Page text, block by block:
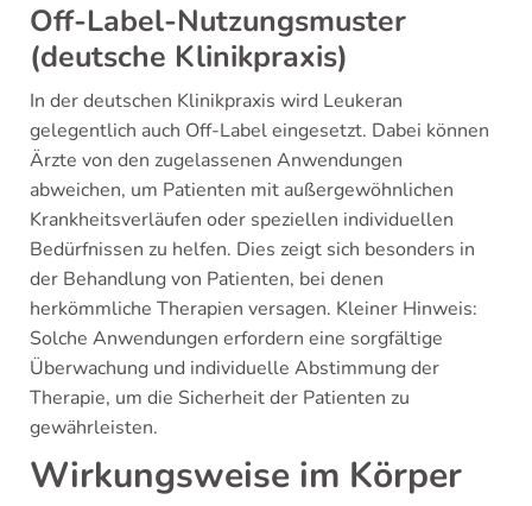
Off-Label-Nutzungsmuster
(deutsche Klinikpraxis)
In der deutschen Klinikpraxis wird Leukeran
gelegentlich auch Off-Label eingesetzt. Dabei können
Ärzte von den zugelassenen Anwendungen
abweichen, um Patienten mit außergewöhnlichen
Krankheitsverläufen oder speziellen individuellen
Bedürfnissen zu helfen. Dies zeigt sich besonders in
der Behandlung von Patienten, bei denen
herkömmliche Therapien versagen. Kleiner Hinweis:
Solche Anwendungen erfordern eine sorgfältige
Überwachung und individuelle Abstimmung der
Therapie, um die Sicherheit der Patienten zu
gewährleisten.
Wirkungsweise im Körper